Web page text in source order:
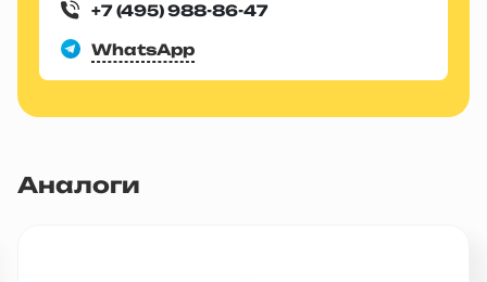
+7 (495) 988-86-47
WhatsApp
Аналоги